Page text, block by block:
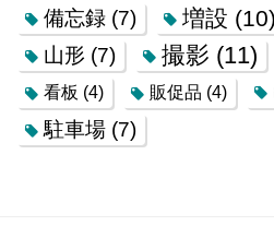
備忘録 (7) 増設 (10)
山形 (7) 撮影 (11)
看板 (4) 販促品 (4)
駐車場 (7)